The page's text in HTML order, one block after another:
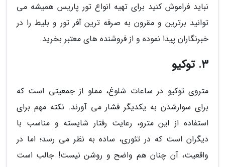
نباید فراموش کنید برای تهیه انواع تور پاریس همیشه می
توانید برترین و مقرون به صرفه ترین آفر تور و بلیط را در
خبرنگاران پیدا نموده و از فروشنده های معتبر بخرید.
3. توکیو
متروی توکیو در ساعات شلوغ، مملو از جمعیتی است که
برای سوارشدن به یکدیگر فشار می آورند. نکته مهم برای
استفاده از این مترو، رعایت رفتار شایسته و مناسب با
دیگران است که در تئوری، ساده به نظر می رسد؛ اما در
واقعیت، آن چنان هم واضح و روشن نیست! جالب است